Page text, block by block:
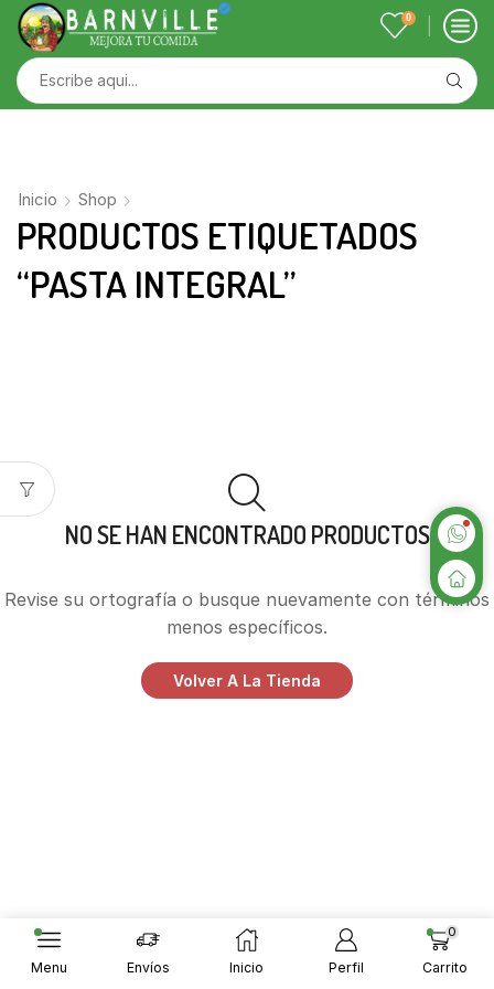
0
Inicio Shop
PRODUCTOS ETIQUETADOS
“PASTA INTEGRAL”
NO SE HAN ENCONTRADO PRODUCTOS
Revise su ortografía o busque nuevamente con términos
menos específicos.
Volver A La Tienda
Menu Envíos Inicio Perfil
0
Carrito